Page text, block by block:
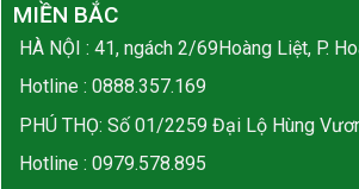
MIỀN BẮC
HÀ NỘI : 41, ngách 2/69Hoàng Liệt, P.
Hotline : 0888.357.169
PHÚ THỌ: Số 01/2259 Đại Lộ Hùng
Hotline : 0979.578.895